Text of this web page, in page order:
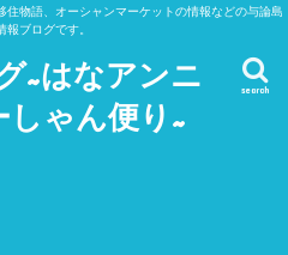
物語、オーシャンマーケットの情報などの与論島
報ブログです。
~はなアンニ
しゃん便り~
search